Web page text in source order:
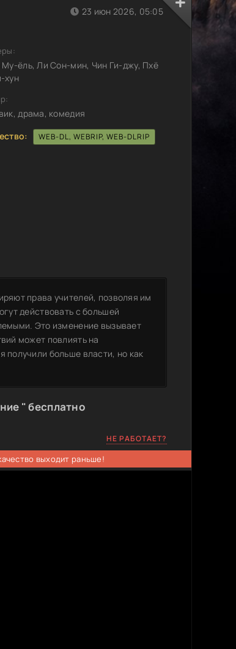
23 июн 2026, 05:05
Му-ёль, Ли Сон-мин, Чин Ги-джу, Пхё
хун
драма, комедия
WEB-DL, WEBRIP, WEB-DLRIP
права учителей, позволяя им
действовать с большей
Это изменение вызывает
может повлиять на
получили больше власти, но как
" бесплатно
НЕ РАБОТАЕТ?
выходит раньше!